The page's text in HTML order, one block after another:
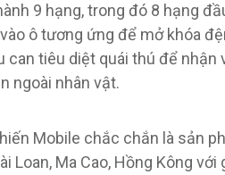
9 hạng, trong đó 8 hạng
ô tương ứng để mở khóa
can tiêu diệt quái thú để
ngoài nhân vật.
Mobile chắc chắn là sản
Loan, Ma Cao, Hồng Kông